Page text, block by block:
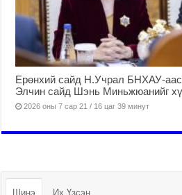
Ерөнхий сайд Н.Учрал БНХАУ-
Элчин сайд Шэнь Миньжюанийг
2026 оны 7 сар 21 / 16 цаг 39 минут
Шинэ Их Үзсэн